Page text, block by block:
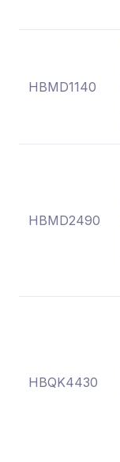
HBMD1140
HBMD2490
HBQK4430